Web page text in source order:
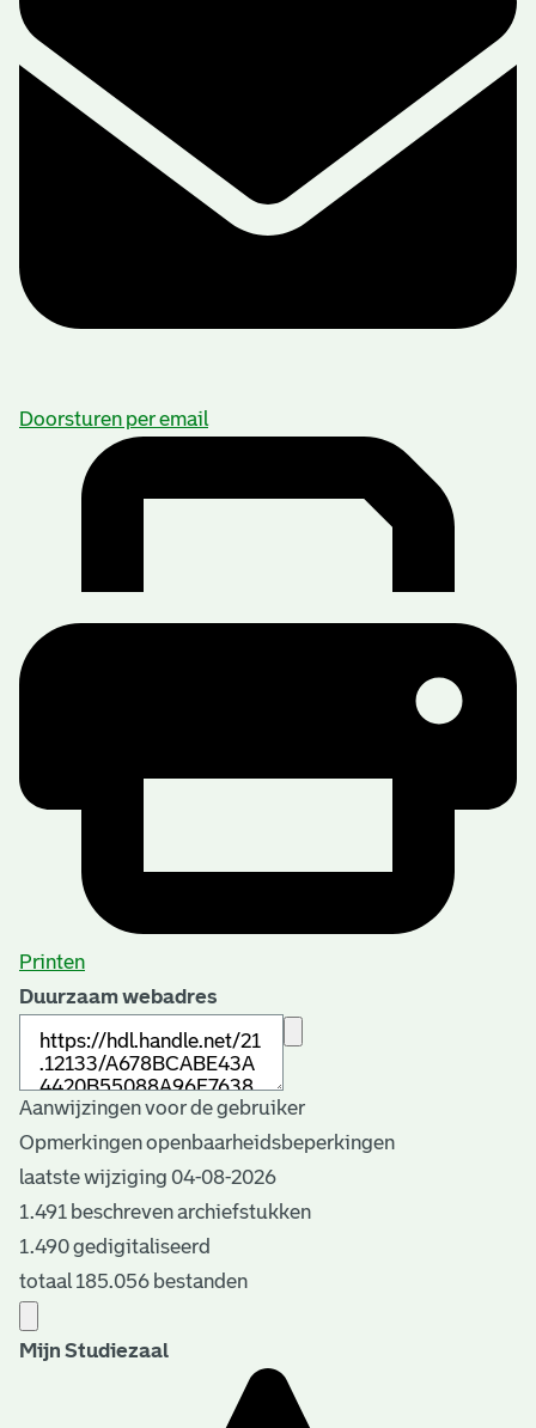
Doorsturen per email
Printen
Duurzaam webadres
Aanwijzingen voor de gebruiker
Opmerkingen openbaarheidsbeperkingen
laatste wijziging 04-08-2026
1.491 beschreven archiefstukken
1.490 gedigitaliseerd
totaal 185.056 bestanden
Mijn Studiezaal